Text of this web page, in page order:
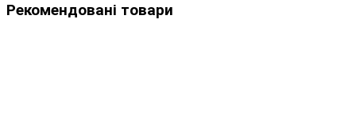
Рекомендовані товари